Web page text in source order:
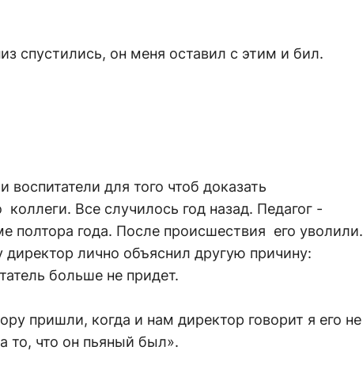
спустились, он меня оставил с этим и бил.
для того чтоб доказать
коллеги. Все случилось год назад. Педагог -
полтора года. После происшествия его уволили.
лично объяснил другую причину:
больше не придет.
пришли, когда и нам директор говорит я его не
то, что он пьяный был».